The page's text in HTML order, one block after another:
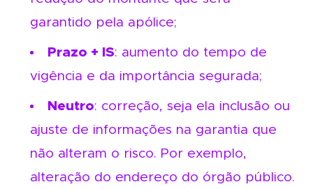
garantido pela apólice;
Prazo + IS: aumento do tempo de
vigência e da importância segurada;
Neutro: correção, seja ela inclusão ou
ajuste de informações na garantia que
não alteram o risco. Por exemplo,
alteração do endereço do órgão público.